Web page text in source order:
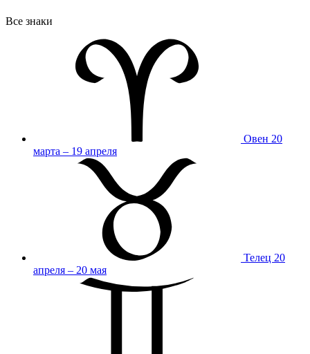
Все знаки
Овен 20
марта – 19 апреля
Телец 20
апреля – 20 мая